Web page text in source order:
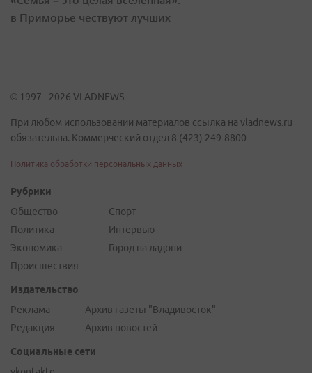
в Приморье чествуют лучших
© 1997 - 2026 VLADNEWS
При любом использовании материалов ссылка на vladnews.ru
обязательна. Коммерческий отдел 8 (423) 249-8800
Политика обработки персональных данных
Рубрики
Общество
Политика
Экономика
Происшествия
Спорт
Интервью
Город на ладони
Издательство
Реклама
Редакция
Архив газеты "Владивосток"
Архив новостей
Социальные сети